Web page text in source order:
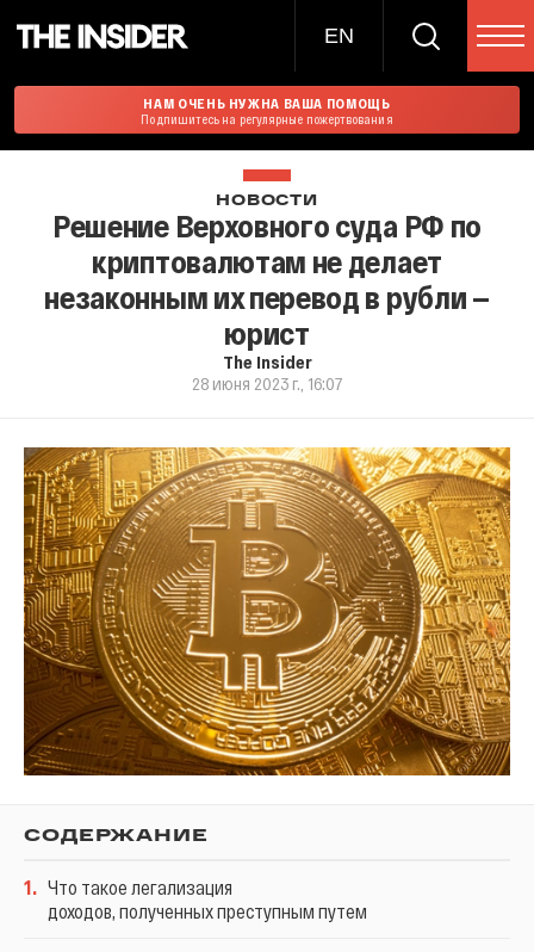
EN
НАМ ОЧЕНЬ НУЖНА ВАША ПОМОЩЬ
Подпишитесь на регулярные пожертвования
НОВОСТИ
Решение Верховного суда РФ по
криптовалютам не делает
незаконным их перевод в рубли —
юрист
The Insider
28 июня 2023 г., 16:07
СОДЕРЖАНИЕ
1. Что такое легализация
доходов, полученных преступным путем